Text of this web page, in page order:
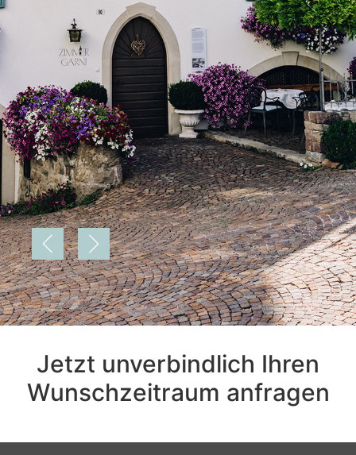
Jetzt unverbindlich Ihren
Wunschzeitraum anfragen